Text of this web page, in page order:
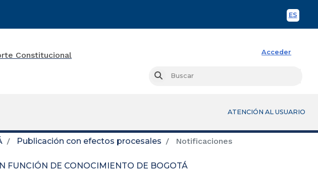
ES
Acceder
Buscar
ATENCIÓN AL USUARIO
Publicación con efectos procesales Notificaciones
FUNCIÓN DE CONOCIMIENTO DE BOGOTÁ